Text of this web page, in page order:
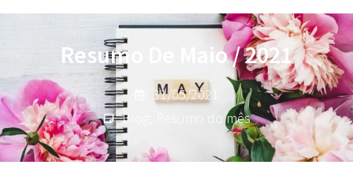
Resumo De Maio / 2021
31/05/2021
Blog
Resumo do mês